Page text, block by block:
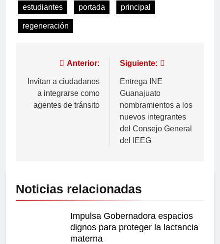
estudiantes portada principal
regeneración
Anterior:
Invitan a ciudadanos
a integrarse como
agentes de tránsito
Siguiente:
Entrega INE
Guanajuato
nombramientos a los
nuevos integrantes
del Consejo General
del IEEG
Noticias relacionadas
Impulsa Gobernadora espacios
dignos para proteger la lactancia
materna